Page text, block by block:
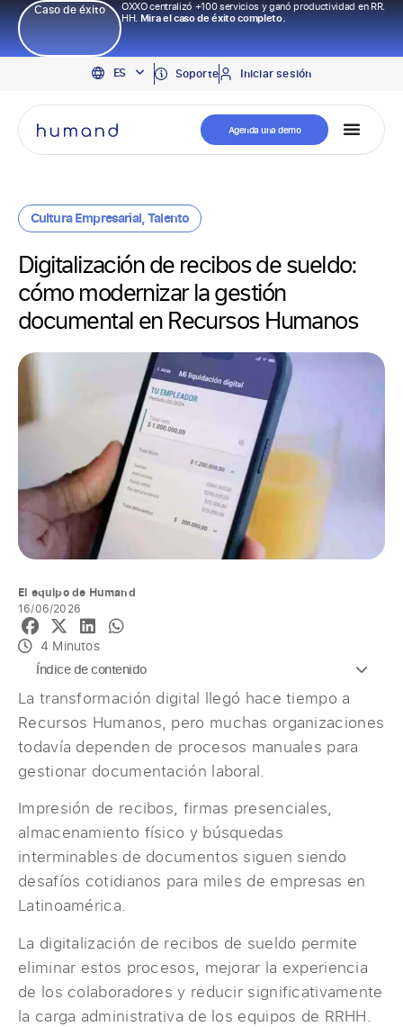
Caso de éxito
OXXO centralizó +100 servicios y ganó productividad en RR.
HH.Mira el caso de éxito completo.
ES
EN
PT
Soporte Iniciar sesión
Agenda una demo
Cultura Empresarial,Talento
Digitalización de recibos de sueldo:
cómo modernizar la gestión
documental en Recursos Humanos
El equipo de Humand
16/06/2026
4 Minutos
Índice de contenido
La transformación digital llegó hace tiempo a
Recursos Humanos, pero muchas organizaciones
todavía dependen de procesos manuales para
gestionar documentación laboral.
Impresión de recibos, firmas presenciales,
almacenamiento físico y búsquedas
interminables de documentos siguen siendo
desafíos cotidianos para miles de empresas en
Latinoamérica.
La digitalización de recibos de sueldo permite
eliminar estos procesos, mejorar la experiencia
de los colaboradores y reducir significativamente
la carga administrativa de los equipos de RRHH.